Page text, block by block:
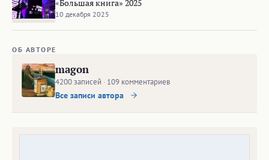
«Большая книга» 2025
10 декабря 2025
ОБ АВТОРЕ
magon
4200 записей · 109 комментариев
Все записи автора